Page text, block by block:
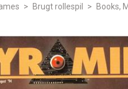
> Brugt rollespil > Books,